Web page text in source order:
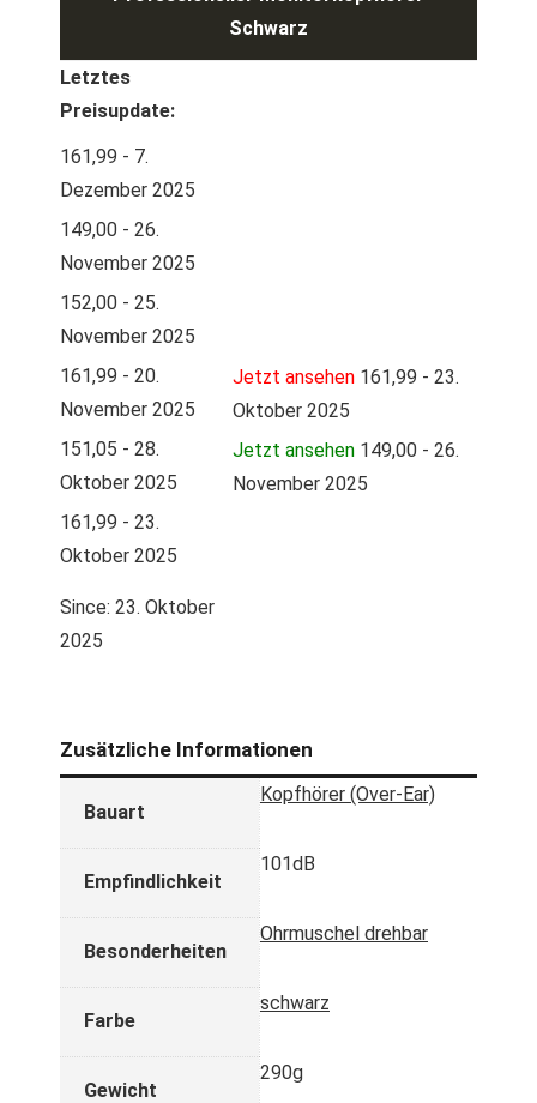
Schwarz
Letztes
Preisupdate:
161,99 - 7.
Dezember 2025
149,00 - 26.
November 2025
152,00 - 25.
November 2025
161,99 - 20.
November 2025
151,05 - 28.
Oktober 2025
161,99 - 23.
Oktober 2025
Since: 23. Oktober
2025
Jetzt ansehen 161,99 - 23.
Oktober 2025
Jetzt ansehen 149,00 - 26.
November 2025
Zusätzliche Informationen
Bauart
Kopfhörer (Over-Ear)
Empfindlichkeit
101dB
Besonderheiten
Ohrmuschel drehbar
Farbe
schwarz
Gewicht
290g